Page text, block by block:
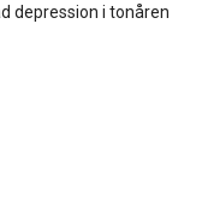
depression i tonåren